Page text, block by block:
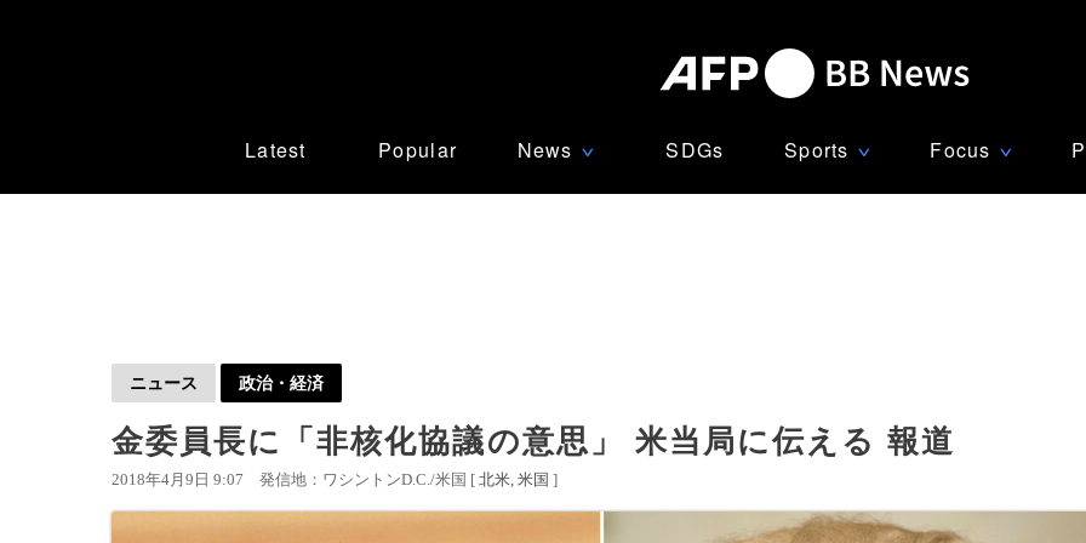
Latest Popular News ∨ SDGs Sports ∨ Focus ∨
ニュース 政治・経済
金委員長に「非核化協議の意思」 米当局に伝える 報道
2018年4月9日 9:07 発信地：ワシントンD.C./米国 [ 北米 米国 ]